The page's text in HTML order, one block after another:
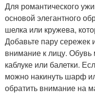
Для романтического
основой элегантного
шелка или кружева,
Добавьте пару сережек
внимание к лицу.
каблуке или балетки.
можно накинуть шарф
обратить внимание на